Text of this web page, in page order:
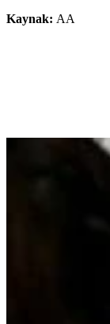
Kaynak: AA